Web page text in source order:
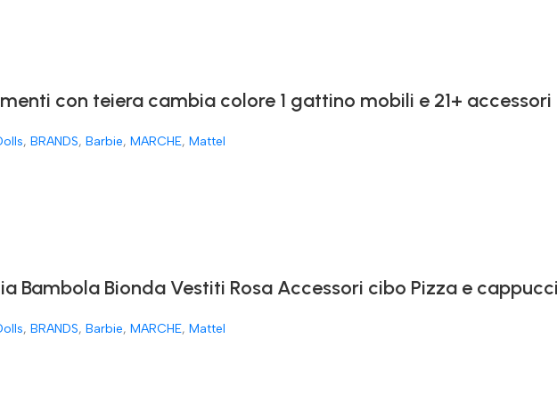
con teiera cambia colore 1 gattino mobili e 21+ accessori
, BRANDS, Barbie, MARCHE, Mattel
Bambola Bionda Vestiti Rosa Accessori cibo Pizza e
, BRANDS, Barbie, MARCHE, Mattel